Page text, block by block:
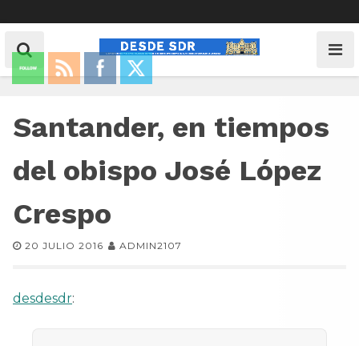
Santander, en tiempos
del obispo José López
Crespo
20 JULIO 2016 ADMIN2107
desdesdr: